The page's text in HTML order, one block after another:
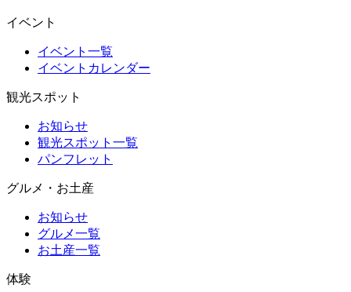
イベント
イベント一覧
イベントカレンダー
観光スポット
お知らせ
観光スポット一覧
パンフレット
グルメ・お土産
お知らせ
グルメ一覧
お土産一覧
体験